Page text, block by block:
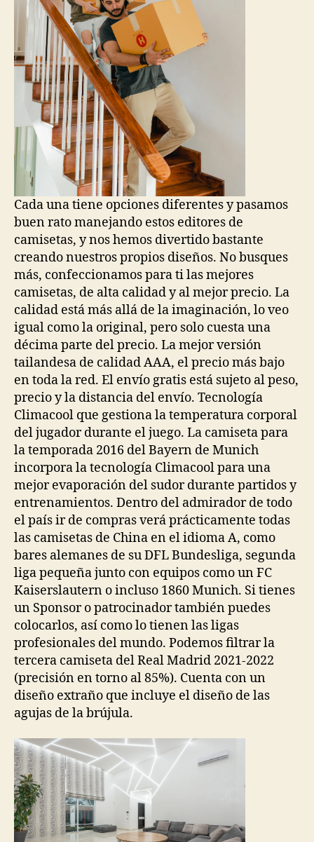
Cada una tiene opciones diferentes y pasamos
buen rato manejando estos editores de
camisetas, y nos hemos divertido bastante
creando nuestros propios diseños. No busques
más, confeccionamos para ti las mejores
camisetas, de alta calidad y al mejor precio. La
calidad está más allá de la imaginación, lo veo
igual como la original, pero solo cuesta una
décima parte del precio. La mejor versión
tailandesa de calidad AAA, el precio más bajo
en toda la red. El envío gratis está sujeto al peso,
precio y la distancia del envío. Tecnología
Climacool que gestiona la temperatura corporal
del jugador durante el juego. La camiseta para
la temporada 2016 del Bayern de Munich
incorpora la tecnología Climacool para una
mejor evaporación del sudor durante partidos y
entrenamientos. Dentro del admirador de todo
el país ir de compras verá prácticamente todas
las camisetas de China en el idioma A, como
bares alemanes de su DFL Bundesliga, segunda
liga pequeña junto con equipos como un FC
Kaiserslautern o incluso 1860 Munich. Si tienes
un Sponsor o patrocinador también puedes
colocarlos, así como lo tienen las ligas
profesionales del mundo. Podemos filtrar la
tercera camiseta del Real Madrid 2021-2022
(precisión en torno al 85%). Cuenta con un
diseño extraño que incluye el diseño de las
agujas de la brújula.